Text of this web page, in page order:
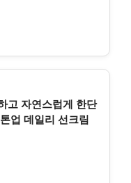
고 자연스럽게 한단
업 데일리 선크림